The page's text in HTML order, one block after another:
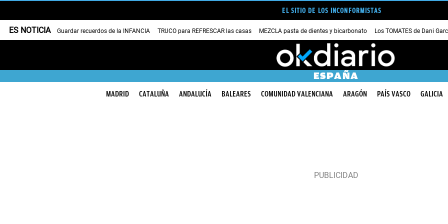
EL SITIO DE LOS INCONFORMISTAS
ES NOTICIA Guardar recuerdos de la INFANCIA TRUCO para REFRESCAR las casas MEZCLA pasta de dientes y bicarbonato Los TOMATES de Dani
ESPAÑA
MADRID CATALUÑA ANDALUCÍA BALEARES COMUNIDAD VALENCIANA ARAGÓN PAÍS VASCO GALICIA